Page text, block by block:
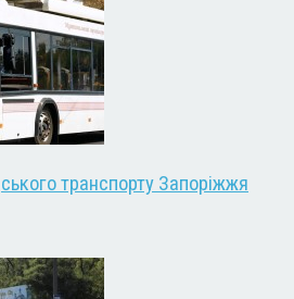
транспорту Запоріжжя